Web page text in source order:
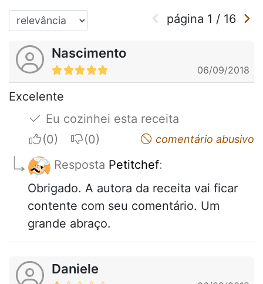
página 1 / 16
Nascimento
06/09/2018
Excelente
Eu cozinhei esta receita
I apreciateI do not appreciatecomentário abusivo
Resposta Petitchef:
Obrigado. A autora da receita vai ficar
contente com seu comentário. Um
grande abraço.
Daniele